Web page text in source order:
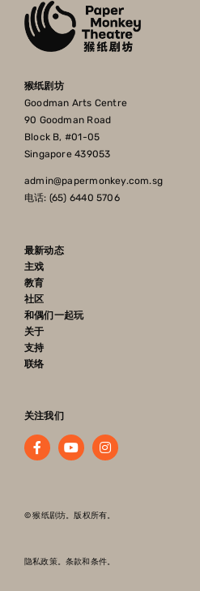
猴纸剧坊
Goodman Arts Centre
90 Goodman Road
Block B, #01-05
Singapore 439053
admin@papermonkey.com.sg
电话: (65) 6440 5706
最新动态
主戏
教育
社区
和偶们一起玩
关于
支持
联络
关注我们
© 猴纸剧坊。版权所有。
隐私政策。条款和条件。